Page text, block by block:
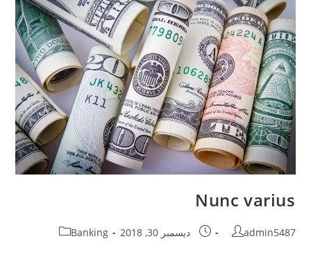
Nunc varius
Post
admin5487
Post
ديسمبر 30, 2018
Post
Banking